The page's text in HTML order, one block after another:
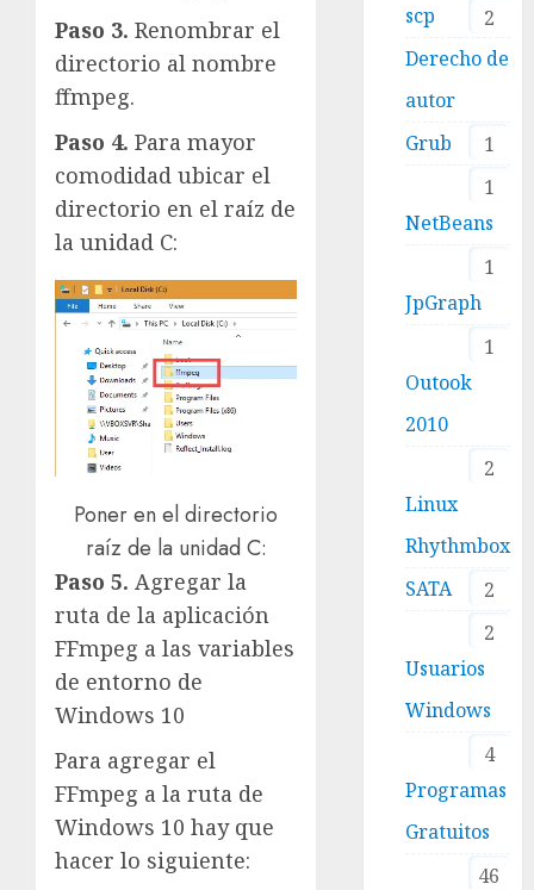
Paso 3. Renombrar el
directorio al nombre
ffmpeg.
Paso 4. Para mayor
comodidad ubicar el
directorio en el raíz de
la unidad C:
Poner en el directorio
raíz de la unidad C:
Paso 5. Agregar la
ruta de la aplicación
FFmpeg a las variables
de entorno de
Windows 10
Para agregar el
FFmpeg a la ruta de
Windows 10 hay que
hacer lo siguiente:
scp
2
Derecho de
autor
1
Grub
1
NetBeans
1
JpGraph
1
Outook
2010
2
Linux
Rhythmbox
2
SATA
2
Usuarios
Windows
4
Programas
Gratuitos
46